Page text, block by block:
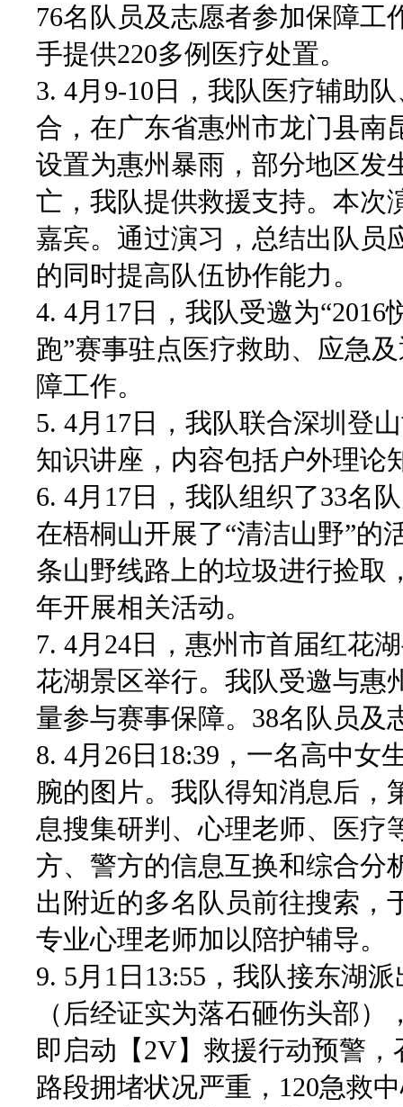
76名队员及志愿者参加保障工
手提供220多例医疗处置。
3. 4月9-10日，我队医疗辅助
合，在广东省惠州市龙门县南
设置为惠州暴雨，部分地区发
亡，我队提供救援支持。本次
嘉宾。通过演习，总结出队员
的同时提高队伍协作能力。
4. 4月17日，我队受邀为
跑”赛事驻点医疗救助、应急
障工作。
5. 4月17日，我队联合深圳登
知识讲座，内容包括户外理论
6. 4月17日，我队组织了33名
在梧桐山开展了“清洁山野”的
条山野线路上的垃圾进行捡取
年开展相关活动。
7. 4月24日，惠州市首届红花
花湖景区举行。我队受邀与惠
量参与赛事保障。38名队员及
8. 4月26日18:39，一名高中
腕的图片。我队得知消息后，
息搜集研判、心理老师、医疗
方、警方的信息互换和综合分
出附近的多名队员前往搜索，
专业心理老师加以陪护辅导。
9. 5月1日13:55，我队接东湖
（后经证实为落石砸伤头部
即启动【2V】救援行动预警
路段拥堵状况严重，120急救